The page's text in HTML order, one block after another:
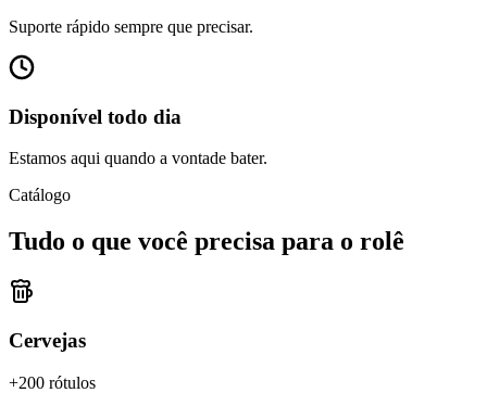
Suporte rápido sempre que precisar.
Disponível todo dia
Estamos aqui quando a vontade bater.
Catálogo
Tudo o que você precisa para o rolê
Cervejas
+200 rótulos